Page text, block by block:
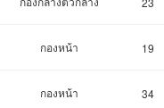
กองหน้า 19
กองหน้า 34